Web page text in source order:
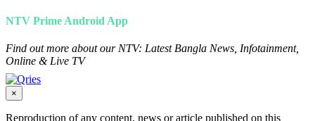
NTV Prime Android App
Find out more about our NTV: Latest Bangla News, Infotainment,
Online & Live TV
×
Reproduction of any content, news or article published on this